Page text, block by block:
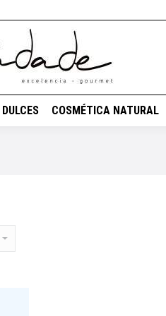
DULCES COSMÉTICA NATURAL